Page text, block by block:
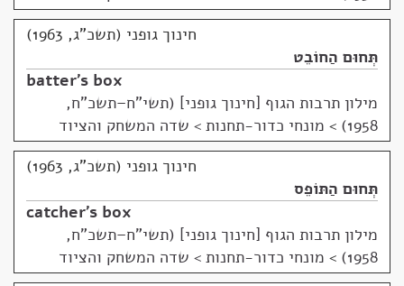
חינוך גופני (תשכ"ג, 1963)
תְּחוּם הַחוֹבֵט
batter's box
מילון תרבות הגוף [חינוך גופני] (תשי"ח–תשכ"ח,
1958)
> מונחי כדור-תחנות > שדה המשחק והציוד
חינוך גופני (תשכ"ג, 1963)
תְּחוּם הַתּוֹפֵס
catcher's box
מילון תרבות הגוף [חינוך גופני] (תשי"ח–תשכ"ח,
1958)
> מונחי כדור-תחנות > שדה המשחק והציוד